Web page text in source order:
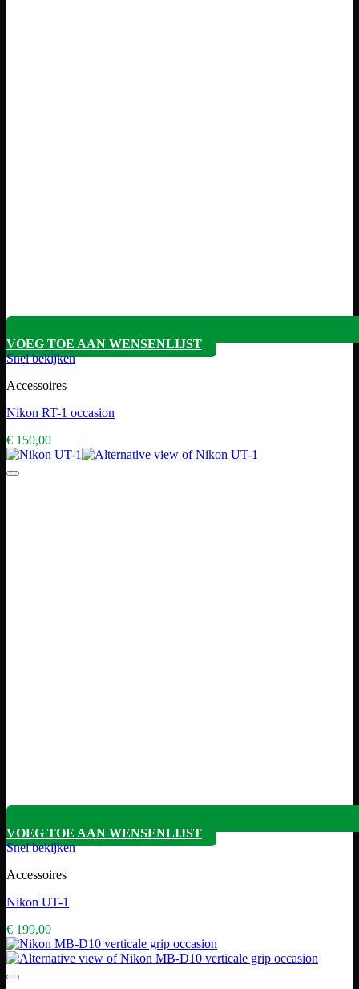
VOEG TOE AAN WENSENLIJST
Snel bekijken
Accessoires
Nikon RT-1 occasion
€ 150,00
VOEG TOE AAN WENSENLIJST
Snel bekijken
Accessoires
Nikon UT-1
€ 199,00